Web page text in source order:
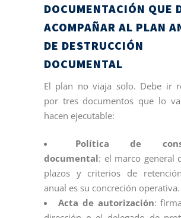
DOCUMENTACIÓN QUE
ACOMPAÑAR AL PLAN
DE DESTRUCCIÓN
DOCUMENTAL
El plan no viaja solo. Debe ir
por tres documentos que lo
hacen ejecutable:
Política de
documental: el marco general
plazos y criterios de
anual es su concreción operativa.
Acta de autorización: